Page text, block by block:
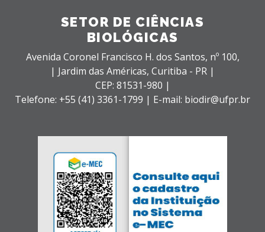
SETOR DE CIÊNCIAS
BIOLÓGICAS
Avenida Coronel Francisco H. dos Santos, nº 100,
| Jardim das Américas, Curitiba - PR |
CEP: 81531-980 |
Telefone: +55 (41) 3361-1799 | E-mail: biodir@ufpr.br